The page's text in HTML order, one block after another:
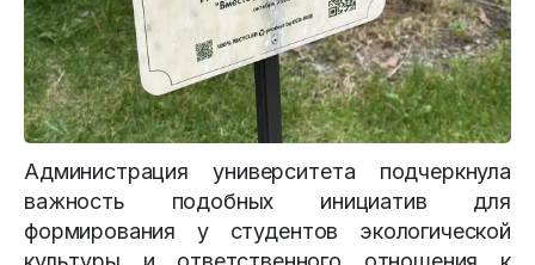
Администрация университета подчеркнула
важность подобных инициатив для
формирования у студентов экологической